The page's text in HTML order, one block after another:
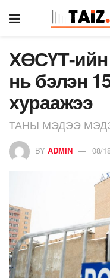
ХӨСҮТ-ийн
нь бэлэн
хураажээ
ТАНЫ МЭДЭЭ
BY ADMIN 08/